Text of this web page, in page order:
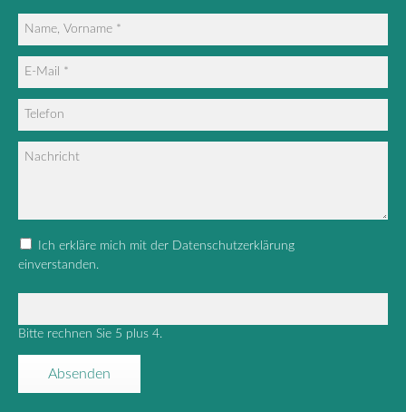
Ich erkläre mich mit der Datenschutzerklärung
einverstanden.
Bitte rechnen Sie 5 plus 4.
Absenden